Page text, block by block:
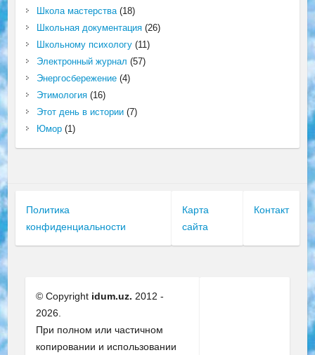
Школа мастерства(18)
Школьная документация(26)
Школьному психологу(11)
Электронный журнал (57)
Энергосбережение(4)
Этимология(16)
Этот день в истории(7)
Юмор(1)
Политика
конфиденциальности
Карта
сайта
Контакт
© Copyright idum.uz. 2012 -
2026.
При полном или частичном
копировании и использовании